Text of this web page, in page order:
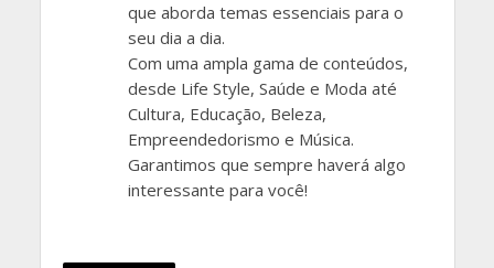
que aborda temas essenciais para o
seu dia a dia.
Com uma ampla gama de conteúdos,
desde Life Style, Saúde e Moda até
Cultura, Educação, Beleza,
Empreendedorismo e Música.
Garantimos que sempre haverá algo
interessante para você!